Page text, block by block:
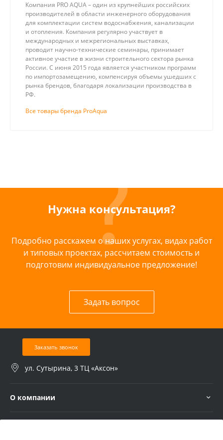
Компания PRO AQUA – один из крупнейших российских
производителей в области инженерного оборудования
для комплектации систем водоснабжения, канализации
и отопления. Компания регулярно участвует в
международных и межрегиональных выставках,
проводит научно-технические семинары, принимает
активное участие в жизни строительного сектора рынка
России. С июня 2015 года является участником программ
по импортозамещению, компенсируя объемы ушедших с
рынка брендов, благодаря локализации производства в
РФ.
Все товары бренда ProAqua
Нужна консультация?
Подробно расскажем о наших услугах, видах работ
и типовых проектах, рассчитаем стоимость и
подготовим индивидуальное предложение!
Задать вопрос
Заказать звонок
ул. Сутырина, 3 ТЦ «Аксон»
О компании